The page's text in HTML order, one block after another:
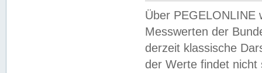
Über PEGELONLINE
Messwerten der
derzeit klassische
der Werte findet